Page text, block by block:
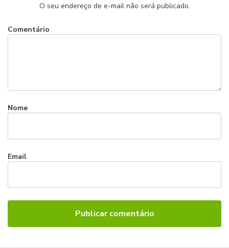
O seu endereço de e-mail não será publicado.
Nome
Email
Comentário